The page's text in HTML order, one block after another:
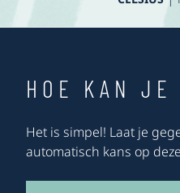
HOE KAN JE
Het is simpel! Laat je
automatisch kans op